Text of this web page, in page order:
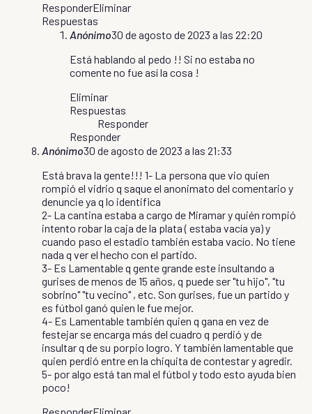
ResponderEliminar
Respuestas
Anónimo30 de agosto de 2023 a las 22:20
Está hablando al pedo !! Si no estaba no
comente no fue así la cosa !
Eliminar
Respuestas
Responder
Responder
Anónimo30 de agosto de 2023 a las 21:33
Está brava la gente!!! 1- La persona que vio quien
rompió el vidrio q saque el anonimato del comentario y
denuncie ya q lo identifica
2- La cantina estaba a cargo de Miramar y quién rompió
intento robar la caja de la plata ( estaba vacía ya) y
cuando paso el estadio también estaba vacío. No tiene
nada q ver el hecho con el partido.
3- Es Lamentable q gente grande este insultando a
gurises de menos de 15 años, q puede ser "tu hijo", "tu
sobrino" "tu vecino" , etc. Son gurises, fue un partido y
es fútbol ganó quien le fue mejor.
4- Es Lamentable también quien q gana en vez de
festejar se encarga más del cuadro q perdió y de
insultar q de su porpio logro. Y también lamentable que
quien perdió entre en la chiquita de contestar y agredir.
5- por algo está tan mal el fútbol y todo esto ayuda bien
poco!